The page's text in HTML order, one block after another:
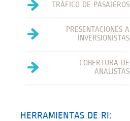
TRÁFICO DE PASAJEROS
PRESENTACIONES A
INVERSIONISTAS
COBERTURA DE
ANALISTAS
HERRAMIENTAS DE RI: